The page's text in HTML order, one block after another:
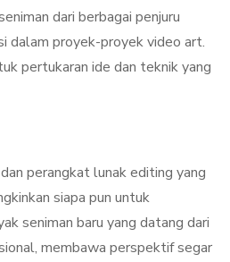
dari berbagai penjuru
dalam proyek-proyek video art.
pertukaran ide dan teknik yang
perangkat lunak editing yang
siapa pun untuk
seniman baru yang datang dari
membawa perspektif segar